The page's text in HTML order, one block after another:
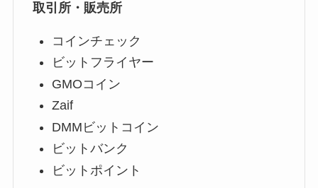
取引所・販売所
コインチェック
ビットフライヤー
GMOコイン
Zaif
DMMビットコイン
ビットバンク
ビットポイント